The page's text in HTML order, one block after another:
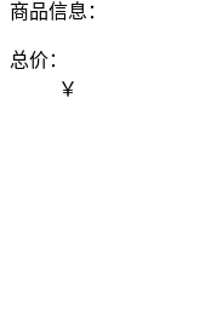
商品信息：
总价：
￥